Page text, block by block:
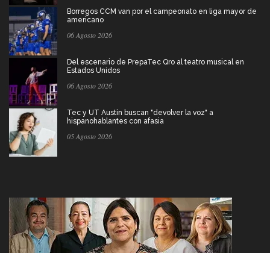
Borregos CCM van por el campeonato en liga mayor de
americano
06 Agosto 2026
Del escenario de PrepaTec Qro al teatro musical en
Estados Unidos
06 Agosto 2026
Tec y UT Austin buscan "devolver la voz" a
hispanohablantes con afasia
05 Agosto 2026